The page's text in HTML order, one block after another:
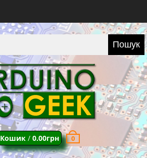
Пошук
Кошик/ 0.00грн 0